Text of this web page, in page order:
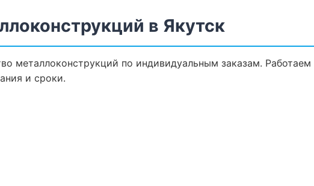
в Якутск
металлоконструкций по индивидуальным заказам. Работаем
и сроки.